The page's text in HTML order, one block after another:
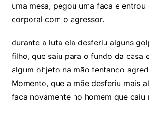
uma mesa, pegou uma faca e entrou
corporal com o agressor.
durante a luta ela desferiu alguns
filho, que saiu para o fundo da casa
algum objeto na mão tentando
Momento, que a mãe desferiu mais
faca novamente no homem que caiu